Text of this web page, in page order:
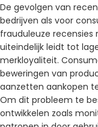
De gevolgen van
bedrijven als voor
frauduleuze
uiteindelijk leidt tot
merkloyaliteit.
beweringen van
aanzetten aankopen
Om dit probleem te
ontwikkelen zoals